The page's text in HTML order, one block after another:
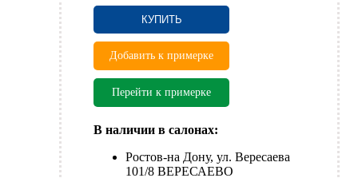
КУПИТЬ
Добавить к примерке
Перейти к примерке
В наличии в салонах:
Ростов-на Дону, ул. Вересаева
101/8 ВЕРЕСАЕВО